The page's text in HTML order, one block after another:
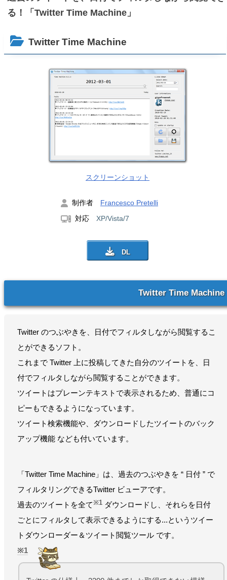
る！「Twitter Time Machine」
Twitter Time Machine
スクリーンショット
制作者 Francesco Pretelli
対応 XP/Vista/7
Twitter Time Machine
Twitter のつぶやきを、日付でフィルタしながら閲覧するこ
とができるソフト。
これまで Twitter 上に投稿してきた自分のツイートを、日
付でフィルタしながら閲覧することができます。
ツイートはプレーンテキストで表示されるため、普通にコ
ピーもできるようになっています。
ツイート検索機能や、ダウンロードしたツイートのバック
アップ機能 なども付いています。
「Twitter Time Machine」は、過去のつぶやきを “ 日付 ” で
フィルタリングできるTwitter ビューアです。
過去のツイートを全て※1 ダウンロードし、それらを日付
ごとにフィルタして表示できるようにする...というツイー
トダウンローダー＆ツイート閲覧ツール です。
1